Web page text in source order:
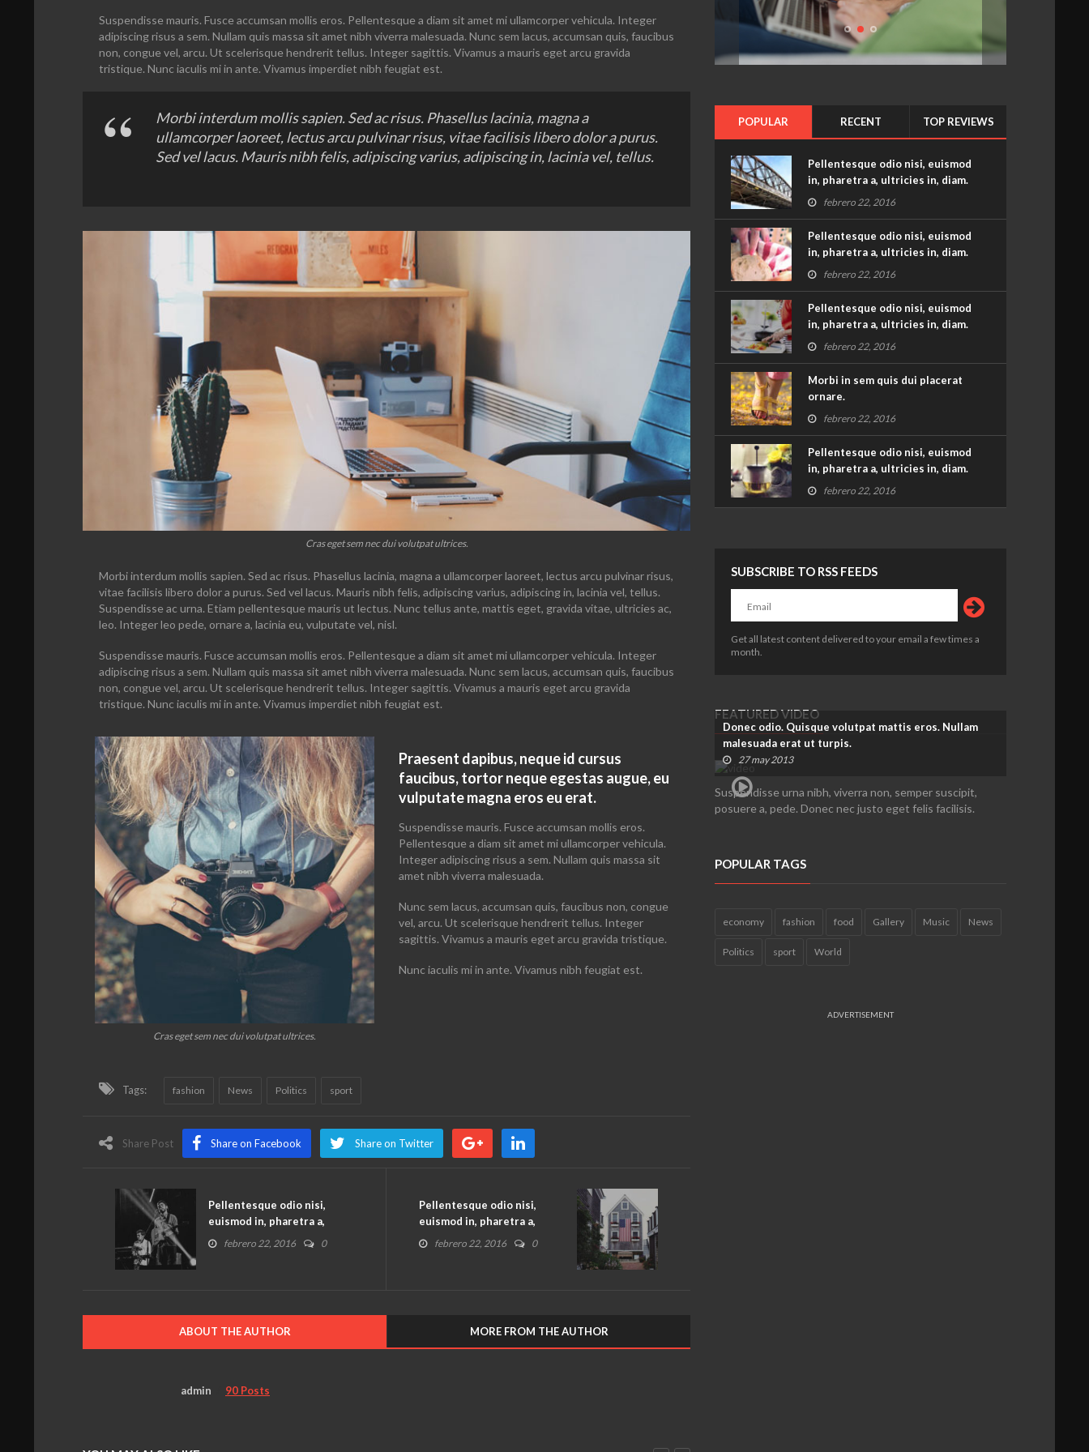
Suspendisse mauris. Fusce accumsan mollis eros. Pellentesque a diam sit amet mi ullamcorper vehicula. Integer
adipiscing risus a sem. Nullam quis massa sit amet nibh viverra malesuada. Nunc sem lacus, accumsan quis, faucibus
non, congue vel, arcu. Ut scelerisque hendrerit tellus. Integer sagittis. Vivamus a mauris eget arcu gravida
tristique. Nunc iaculis mi in ante. Vivamus imperdiet nibh feugiat est.
Morbi interdum mollis sapien. Sed ac risus. Phasellus lacinia, magna a
ullamcorper laoreet, lectus arcu pulvinar risus, vitae facilisis libero dolor a purus.
Sed vel lacus. Mauris nibh felis, adipiscing varius, adipiscing in, lacinia vel, tellus.
Cras eget sem nec dui volutpat ultrices.
Morbi interdum mollis sapien. Sed ac risus. Phasellus lacinia, magna a ullamcorper laoreet, lectus arcu pulvinar risus,
vitae facilisis libero dolor a purus. Sed vel lacus. Mauris nibh felis, adipiscing varius, adipiscing in, lacinia vel, tellus.
Suspendisse ac urna. Etiam pellentesque mauris ut lectus. Nunc tellus ante, mattis eget, gravida vitae, ultricies ac,
leo. Integer leo pede, ornare a, lacinia eu, vulputate vel, nisl.
Suspendisse mauris. Fusce accumsan mollis eros. Pellentesque a diam sit amet mi ullamcorper vehicula. Integer
adipiscing risus a sem. Nullam quis massa sit amet nibh viverra malesuada. Nunc sem lacus, accumsan quis, faucibus
non, congue vel, arcu. Ut scelerisque hendrerit tellus. Integer sagittis. Vivamus a mauris eget arcu gravida
tristique. Nunc iaculis mi in ante. Vivamus imperdiet nibh feugiat est.
Cras eget sem nec dui volutpat ultrices.
Praesent dapibus, neque id cursus
faucibus, tortor neque egestas augue, eu
vulputate magna eros eu erat.
Suspendisse mauris. Fusce accumsan mollis eros.
Pellentesque a diam sit amet mi ullamcorper vehicula.
Integer adipiscing risus a sem. Nullam quis massa sit
amet nibh viverra malesuada.
Nunc sem lacus, accumsan quis, faucibus non, congue
vel, arcu. Ut scelerisque hendrerit tellus. Integer
sagittis. Vivamus a mauris eget arcu gravida tristique.
Nunc iaculis mi in ante. Vivamus nibh feugiat est.
Tags: fashion News Politics sport
Share Post Share on Facebook Share on Twitter
Pellentesque odio nisi,
euismod in, pharetra a,
ultricies in, diam.
febrero 22, 2016 0
Pellentesque odio nisi,
euismod in, pharetra a,
ultricies in, diam.
febrero 22, 2016 0
ABOUT THE AUTHOR MORE FROM THE AUTHOR
admin 90 Posts
euismod
ultricies
in,
POPULAR RECENT TOP REVIEWS
Pellentesque odio nisi, euismod
in, pharetra a, ultricies in, diam.
febrero 22, 2016
Pellentesque odio nisi, euismod
in, pharetra a, ultricies in, diam.
febrero 22, 2016
Pellentesque odio nisi, euismod
in, pharetra a, ultricies in, diam.
febrero 22, 2016
Morbi in sem quis dui placerat
ornare.
febrero 22, 2016
Pellentesque odio nisi, euismod
in, pharetra a, ultricies in, diam.
febrero 22, 2016
SUBSCRIBE TO RSS FEEDS
Get all latest content delivered to your email a few times a
month.
FEATURED VIDEO
Donec odio. Quisque volutpat mattis eros. Nullam
malesuada erat ut turpis.
27 may 2013
Suspendisse urna nibh, viverra non, semper suscipit,
posuere a, pede. Donec nec justo eget felis facilisis.
POPULAR TAGS
economy fashion food Gallery Music News
Politics sport World
ADVERTISEMENT